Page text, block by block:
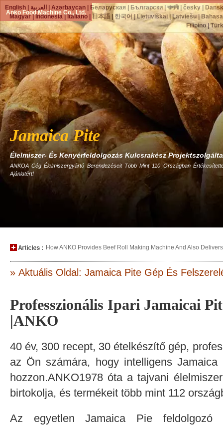
Anko Food Machine Co., Ltd.
Jamaica Pite
Élelmiszer- És Kenyérfeldolgozás Kulcsrakész
ANKOA Cég Élelmiszergyártó Berendezéseit Több Mint 110 Országban
Ajánlatért!
How ANKO Provides Beef Roll Making Machine And Also
» Aktuális Oldal: Jamaica Pite Gép És
Professzionális Ipari Jamaicai
|ANKO
40 év, 300 recept, 30 ételkészítő gép,
az Ön számára, hogy intelligens Jamaica
hozzon.ANKO1978 óta a tajvani
birtokolja, és termékeit több mint 112
Az egyetlen Jamaica Pie feldolgozó
English العربية |Azərbaycan Беларуская Български |বাঙ্গালী|česky
Magyar|Indonesia| Italiano| 日本語|한국어|Lietuviškai|Latviešu|
Filipino|